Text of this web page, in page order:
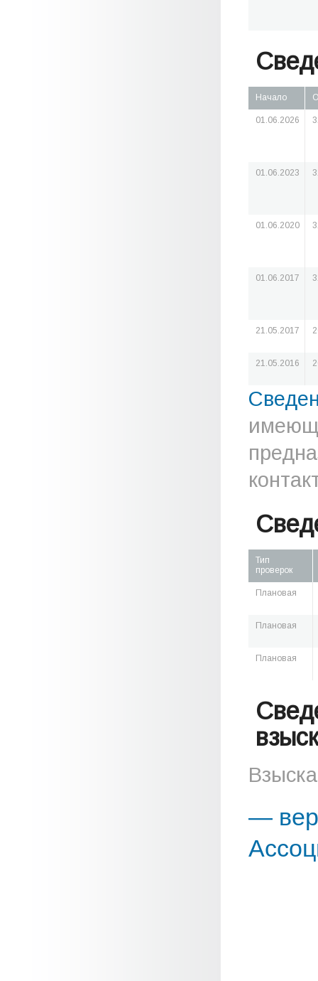
Начало
01.06.2026
01.06.2023
01.06.2020
01.06.2017
21.05.2017
21.05.2016
Тип
проверок
Плановая
Плановая
Плановая
—